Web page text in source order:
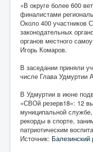
«В округе более 600
финалистами
Около 400 участников
законодательных
органов местного
Игорь Комаров.
В заседании приняли
числе Глава Удмуртии
В Удмуртии в июне
«СВОй резерв18»: 12
муниципальной
рекорды в спорте,
патриотическим
Источник: Балезинский